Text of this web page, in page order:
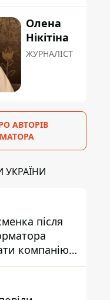
Олена
Нікітіна
ЖУРНАЛІСТ
АВТОРІВ
УКРАЇНИ
після
компанію-